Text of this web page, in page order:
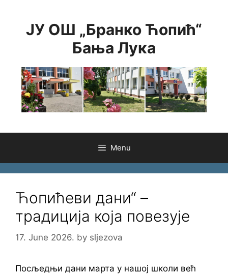
contentЈУ ОШ „Бранко Ћопић“
Бања Лука
Menu
Ћопићеви дани“ –
традиција која повезује
17. June 2026. by sljezova
Посљедњи дани марта у нашој школи већ